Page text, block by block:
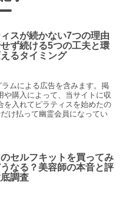
スが続かない7つの理由
せず続ける5つの工夫と環
るタイミング
ムによる広告を含みます。掲
購入によって、当サイトに収
を入れてピラティスを始めたの
け払って幽霊会員になってい
セルフキットを買ってみ
なる？美容師の本音と評
調査